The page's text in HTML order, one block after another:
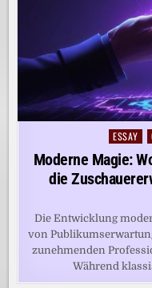
Posted
ESSAY
Moderne Magie:
die
Die Entwicklung
von
zunehmenden
Während